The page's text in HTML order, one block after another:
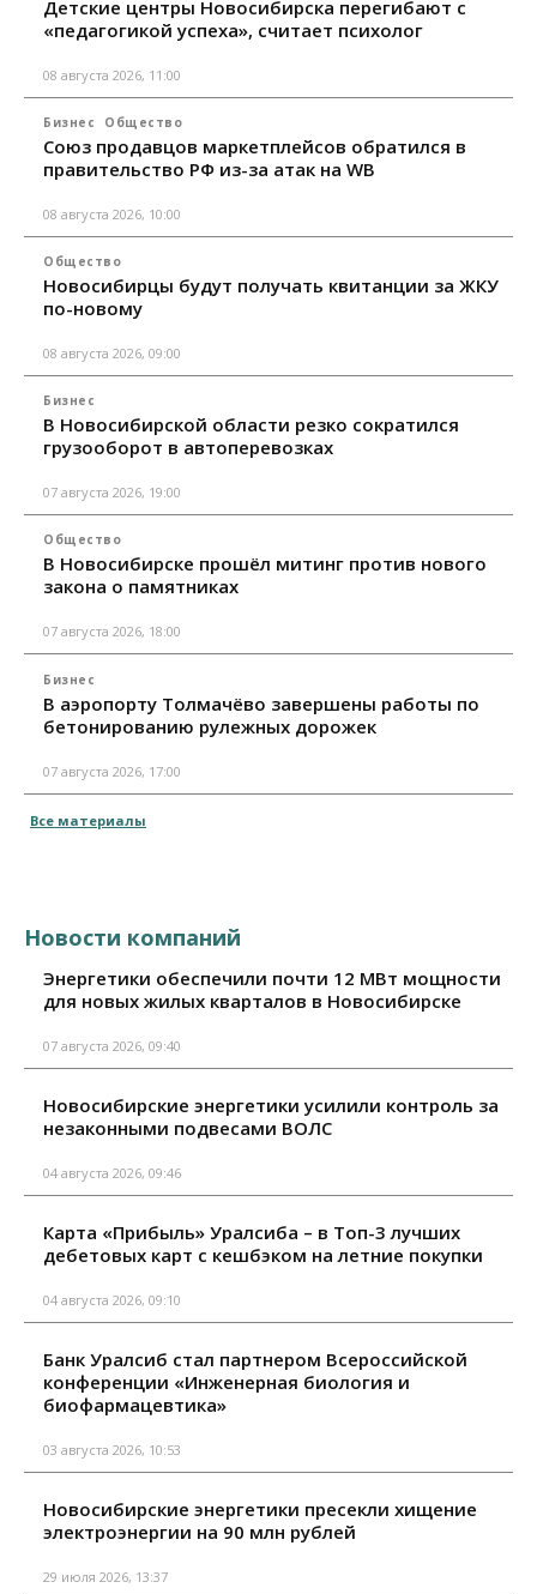
Детские центры Новосибирска перегибают с
«педагогикой успеха», считает психолог
08 августа 2026, 11:00
Бизнес Общество
Союз продавцов маркетплейсов обратился в
правительство РФ из-за атак на WB
08 августа 2026, 10:00
Общество
Новосибирцы будут получать квитанции за ЖКУ
по-новому
08 августа 2026, 09:00
Бизнес
В Новосибирской области резко сократился
грузооборот в автоперевозках
07 августа 2026, 19:00
Общество
В Новосибирске прошёл митинг против нового
закона о памятниках
07 августа 2026, 18:00
Бизнес
В аэропорту Толмачёво завершены работы по
бетонированию рулежных дорожек
07 августа 2026, 17:00
Все материалы
Новости компаний
Энергетики обеспечили почти 12 МВт мощности
для новых жилых кварталов в Новосибирске
07 августа 2026, 09:40
Новосибирские энергетики усилили контроль за
незаконными подвесами ВОЛС
04 августа 2026, 09:46
Карта «Прибыль» Уралсиба – в Топ-3 лучших
дебетовых карт с кешбэком на летние покупки
04 августа 2026, 09:10
Банк Уралсиб стал партнером Всероссийской
конференции «Инженерная биология и
биофармацевтика»
03 августа 2026, 10:53
Новосибирские энергетики пресекли хищение
электроэнергии на 90 млн рублей
29 июля 2026, 13:37